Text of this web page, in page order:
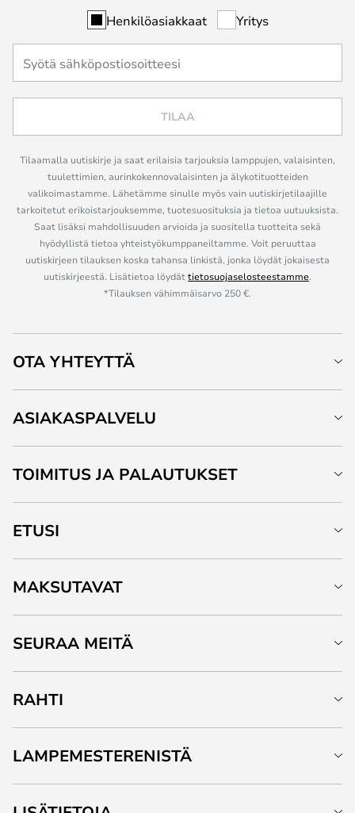
Henkilöasiakkaat Yritys
TILAA
Tilaamalla uutiskirje ja saat erilaisia tarjouksia lamppujen, valaisinten,
tuulettimien, aurinkokennovalaisinten ja älykotituotteiden
valikoimastamme. Lähetämme sinulle myös vain uutiskirjetilaajille
tarkoitetut erikoistarjouksemme, tuotesuosituksia ja tietoa uutuuksista.
Saat lisäksi mahdollisuuden arvioida ja suositella tuotteita sekä
hyödyllistä tietoa yhteistyökumppaneiltamme. Voit peruuttaa
uutiskirjeen tilauksen koska tahansa linkistä, jonka löydät jokaisesta
uutiskirjeestä. Lisätietoa löydättietosuojaselosteestamme.
*Tilauksen vähimmäisarvo 250 €.
OTA YHTEYTTÄ
ASIAKASPALVELU
TOIMITUS JA PALAUTUKSET
ETUSI
MAKSUTAVAT
SEURAA MEITÄ
RAHTI
LAMPEMESTERENISTÄ